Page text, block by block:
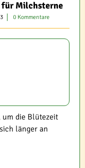
für Milchsterne
0 Kommentare
um die Blütezeit
länger an